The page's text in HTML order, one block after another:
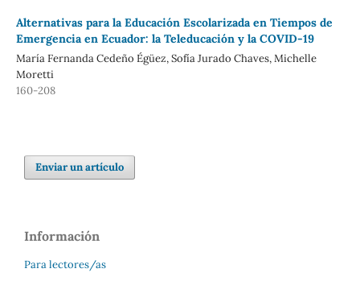
Alternativas para la Educación Escolarizada en Tiempos de
Emergencia en Ecuador: la Teleducación y la COVID-19
María Fernanda Cedeño Égüez, Sofía Jurado Chaves, Michelle
Moretti
160-208
Enviar un artículo
Información
Para lectores/as